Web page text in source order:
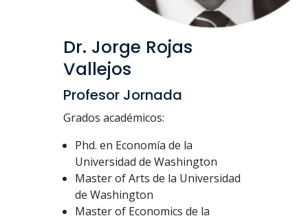
Dr. Jorge Rojas
Vallejos
Profesor Jornada
Grados académicos:
Phd. en Economía de la
Universidad de Washington
Master of Arts de la Universidad
de Washington
Master of Economics de la